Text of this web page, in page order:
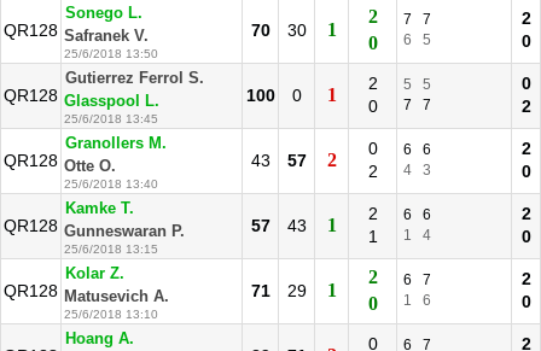
QR128
Sonego L.
Safranek V.
25/6/2018 13:50
70 30 1
2
0
7
7
6
5
2
0
QR128
Gutierrez Ferrol S.
Glasspool L.
25/6/2018 13:45
100 0 1
2
0
5
5
7
7
0
2
QR128
Granollers M.
Otte O.
25/6/2018 13:40
43 57 2
0
2
6
6
4
3
2
0
QR128
Kamke T.
Gunneswaran P.
25/6/2018 13:15
57 43 1
2
1
6
6
1
4
2
0
QR128
Kolar Z.
Matusevich A.
25/6/2018 13:10
71 29 1
2
0
6
7
1
6
2
0
Hoang A.
0
6
7
2